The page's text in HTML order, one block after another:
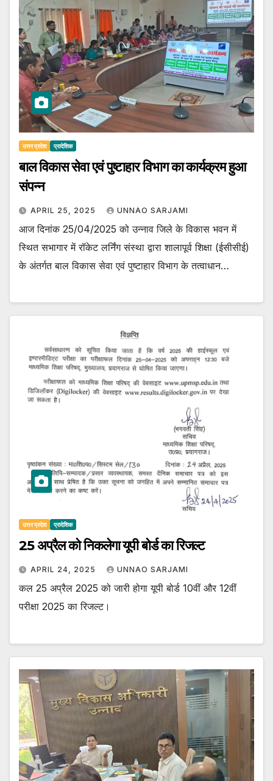
उत्तर प्रदेश प्रादेशिक
बाल विकास सेवा एवं पुष्टाहार विभाग का कार्यक्रम हुआ
संपन्न
APRIL 25, 2025 UNNAO SARJAMI
आज दिनांक 25/04/2025 को उन्नाव जिले के विकास भवन में
स्थित सभागार में रॉकेट लर्निंग संस्था द्वारा शालापूर्व शिक्षा (ईसीसीई)
के अंतर्गत बाल विकास सेवा एवं पुष्टाहार विभाग के तत्वाधान…
उत्तर प्रदेश प्रादेशिक
25 अप्रैल को निकलेगा यूपी बोर्ड का रिजल्ट
APRIL 24, 2025 UNNAO SARJAMI
कल 25 अप्रैल 2025 को जारी होगा यूपी बोर्ड 10वीं और 12वीं
परीक्षा 2025 का रिजल्ट।